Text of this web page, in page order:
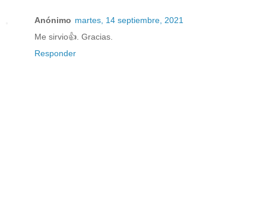
Anónimo martes, 14 septiembre, 2021
Me sirvio👍. Gracias.
Responder